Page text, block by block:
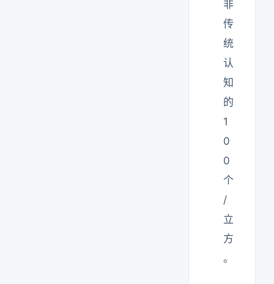
非
传
统
认
知
的
1
0
0
个
/
立
方
。